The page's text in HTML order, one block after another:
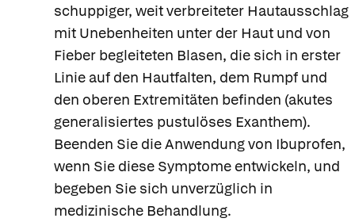
schuppiger, weit verbreiteter Hautausschlag
mit Unebenheiten unter der Haut und von
Fieber begleiteten Blasen, die sich in erster
Linie auf den Hautfalten, dem Rumpf und
den oberen Extremitäten befinden (akutes
generalisiertes pustulöses Exanthem).
Beenden Sie die Anwendung von Ibuprofen,
wenn Sie diese Symptome entwickeln, und
begeben Sie sich unverzüglich in
medizinische Behandlung.